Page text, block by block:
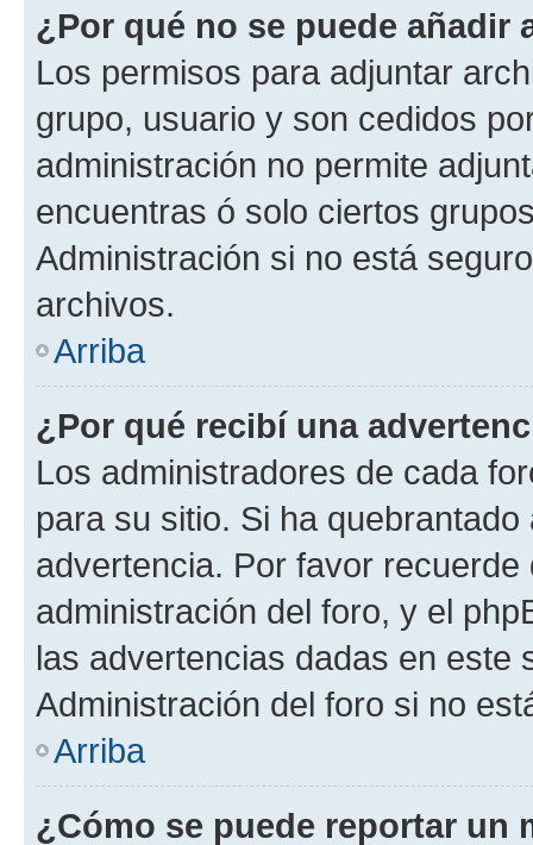
¿Por qué no se puede añadir
Los permisos para adjuntar
grupo, usuario y son cedidos
administración no permite
encuentras ó solo ciertos
Administración si no está
archivos.
Arriba
¿Por qué recibí una
Los administradores de cada
para su sitio. Si ha
advertencia. Por favor
administración del foro, y el
las advertencias dadas en este
Administración del foro si no
Arriba
¿Cómo se puede reportar un